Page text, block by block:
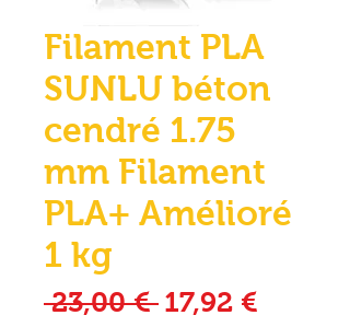
Filament PLA
SUNLU béton
cendré 1.75
mm Filament
PLA+ Amélioré
1 kg
23,00 € Standardpreis
17,92 €